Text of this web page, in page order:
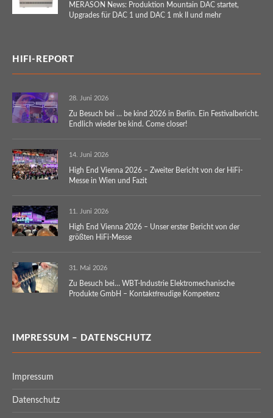
MERASON News: Produktion Mountain DAC startet,
Upgrades für DAC 1 und DAC 1 mk II und mehr
HIFI-REPORT
28. Juni 2026
Zu Besuch bei … be kind 2026 in Berlin. Ein Festivalbericht.
Endlich wieder be kind. Come closer!
14. Juni 2026
High End Vienna 2026 – Zweiter Bericht von der HiFi-
Messe in Wien und Fazit
11. Juni 2026
High End Vienna 2026 – Unser erster Bericht von der
größten HiFi-Messe
31. Mai 2026
Zu Besuch bei… WBT-Industrie Elektromechanische
Produkte GmbH – Kontaktfreudige Kompetenz
IMPRESSUM – DATENSCHUTZ
Impressum
Datenschutz